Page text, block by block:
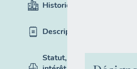
Historique
Description
Statut,